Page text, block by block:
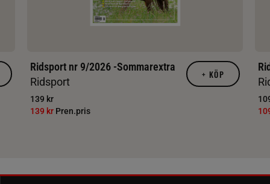
Ridsport nr 9/2026 -Sommarextra
Ridsport
139 kr
139 kr Pren.pris
+ KÖP